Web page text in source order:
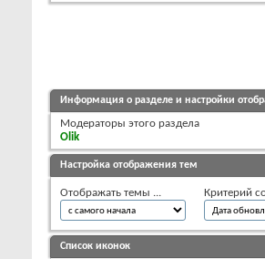
Информация о разделе и настройки
Модераторы этого раздела
Olik
Настройка отображения тем
Отображать темы ... Критерий
Список иконок